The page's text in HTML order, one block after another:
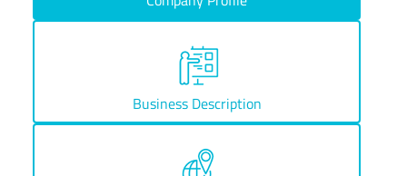
Business Description